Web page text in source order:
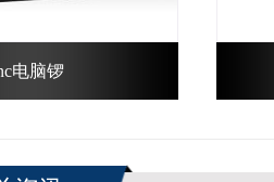
电脑锣